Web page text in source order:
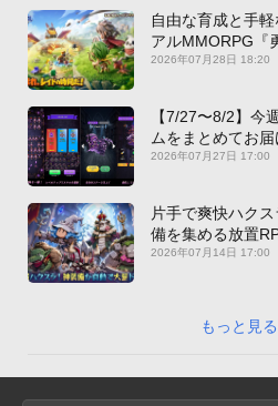
自由な育成と手
アルMMORPG『
新作PICKUP】
2026年07月28日 18:20
【7/27〜8/2】今
ムをまとめてお届
2026年07月27日 17:00
片手で爽快ハク
備を集める放置
神装備』【最新作
2026年07月14日 17:00
もっと見る